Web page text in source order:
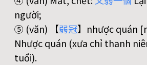
người;
⑤ (văn) 【弱冠】nhược quán
Nhược quán (xưa chỉ thanh
tuổi).